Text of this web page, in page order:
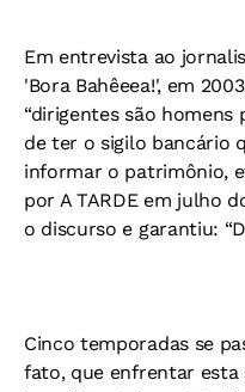
Em entrevista ao
'Bora Bahêeea!', em
“dirigentes são homens
de ter o sigilo bancário
informar o patrimônio,
por A TARDE em julho
o discurso e garantiu:
Cinco temporadas se
fato, que enfrentar